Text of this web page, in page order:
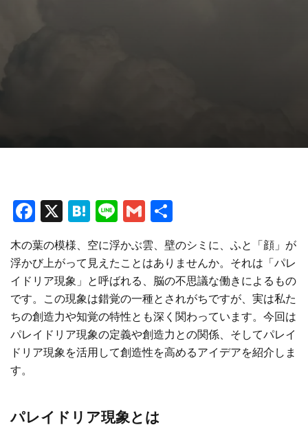
F
a
ce
b
o
o
k
X H
at
e
n
a
Li
n
e
G
m
ai
l
有
木の葉の模様、空に浮かぶ雲、壁のシミに、ふと「顔」が
浮かび上がって見えたことはありませんか。それは「パレ
イドリア現象」と呼ばれる、脳の不思議な働きによるもの
です。この現象は錯覚の一種とされがちですが、実は私た
ちの創造力や知覚の特性とも深く関わっています。今回は
パレイドリア現象の定義や創造力との関係、そしてパレイ
ドリア現象を活用して創造性を高めるアイデアを紹介しま
す。
パレイドリア現象とは